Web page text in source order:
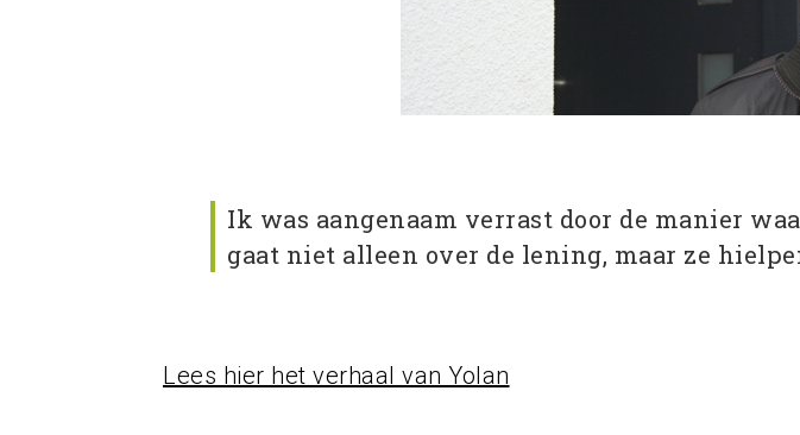
Ik was aangenaam verrast door de manier
gaat niet alleen over de lening, maar ze
Lees hier het verhaal van Yolan